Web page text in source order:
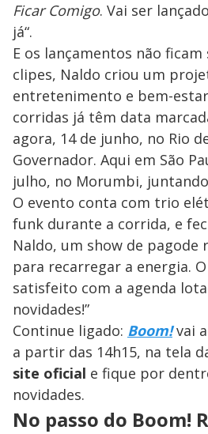
Ficar Comigo. Vai ser
já“.
E os lançamentos não
clipes, Naldo criou um
entretenimento e bem-
corridas já têm data
agora, 14 de junho, no Rio
Governador. Aqui em São
julho, no Morumbi,
O evento conta com trio
funk durante a corrida, e
Naldo, um show de pagode
para recarregar a energia.
satisfeito com a agenda
novidades!”
Continue ligado: Boom!vai
a partir das 14h15, na tela
site oficial e fique por
novidades.
No passo do Boom!